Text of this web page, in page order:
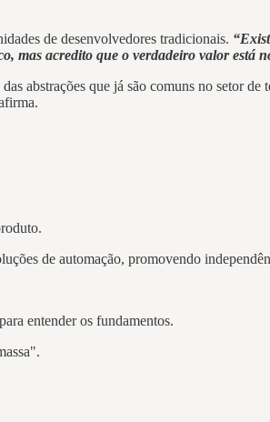
de desenvolvedores tradicionais.
mas acredito que o verdadeiro valor está
abstrações que já são comuns no setor de
de automação, promovendo
para entender os fundamentos.